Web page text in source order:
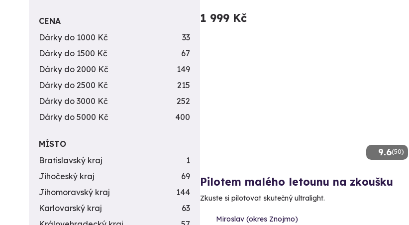
1 999 Kč
9.6(50)
Pilotem malého letounu na zkoušku
Zkuste si pilotovat skutečný ultralight.
Miroslav (okres Znojmo)
CENA
Dárky do 1000 Kč
33
Dárky do 1500 Kč
67
Dárky do 2000 Kč
149
Dárky do 2500 Kč
215
Dárky do 3000 Kč
252
Dárky do 5000 Kč
400
MÍSTO
Bratislavský kraj
1
Jihočeský kraj
69
Jihomoravský kraj
144
Karlovarský kraj
63